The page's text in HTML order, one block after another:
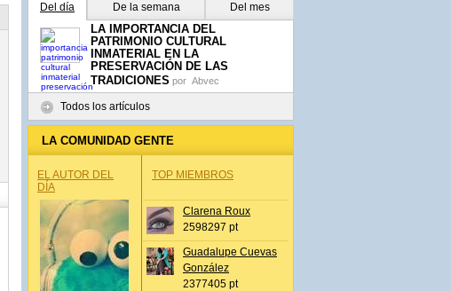
Del día De la semana Del mes
LA IMPORTANCIA DEL
PATRIMONIO CULTURAL
INMATERIAL EN LA
PRESERVACIÓN DE LAS
TRADICIONES por Abvec
Todos los artículos
LA COMUNIDAD GENTE
EL AUTOR DEL
DÍA
TOP MIEMBROS
Clarena Roux
2598297 pt
Guadalupe Cuevas
González
2377405 pt